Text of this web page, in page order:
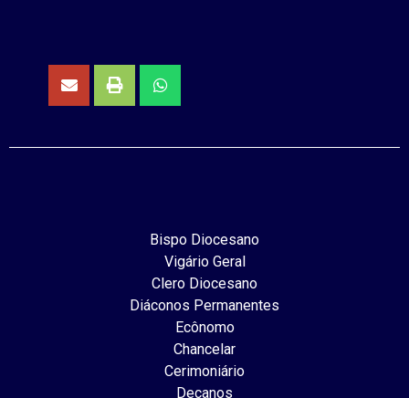
Bispo Diocesano
Vigário Geral
Clero Diocesano
Diáconos Permanentes
Ecônomo
Chancelar
Cerimoniário
Decanos